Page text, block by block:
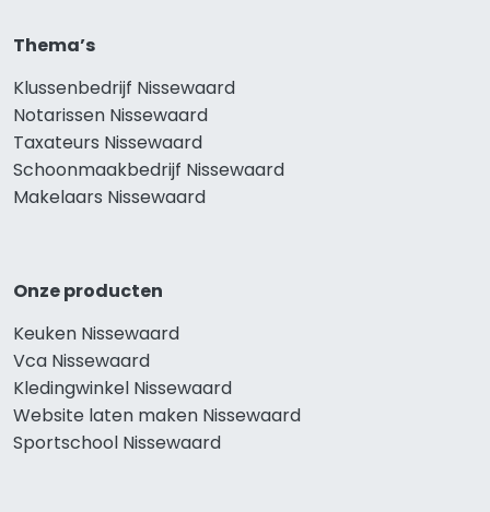
Thema’s
Klussenbedrijf Nissewaard
Notarissen Nissewaard
Taxateurs Nissewaard
Schoonmaakbedrijf Nissewaard
Makelaars Nissewaard
Onze producten
Keuken Nissewaard
Vca Nissewaard
Kledingwinkel Nissewaard
Website laten maken Nissewaard
Sportschool Nissewaard